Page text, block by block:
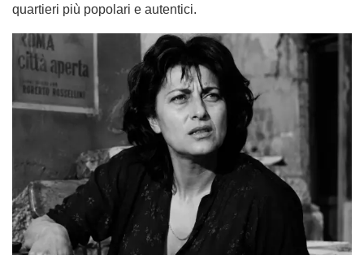
quartieri più popolari e autentici.